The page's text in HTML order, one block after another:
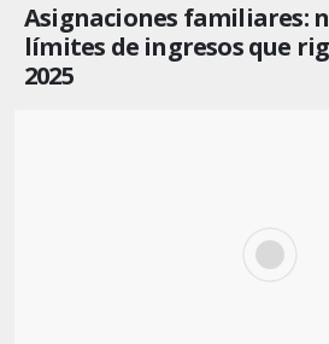
Asignaciones familiares:
límites de ingresos que
2025